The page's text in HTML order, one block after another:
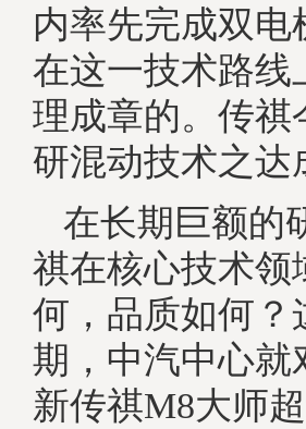
内率先完成双
在这一技术路线
理成章的。传祺
研混动技术之达
在长期巨额的
祺在核心技术领
何，品质如何？
期，中汽中心就
新传祺M8大师